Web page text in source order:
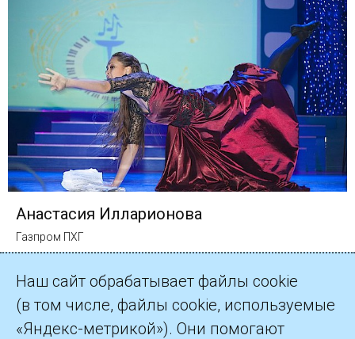
Анастасия Илларионова
Газпром ПХГ
Наш сайт обрабатывает файлы cookie
(в том числе, файлы cookie, используемые
«Яндекс-метрикой»). Они помогают